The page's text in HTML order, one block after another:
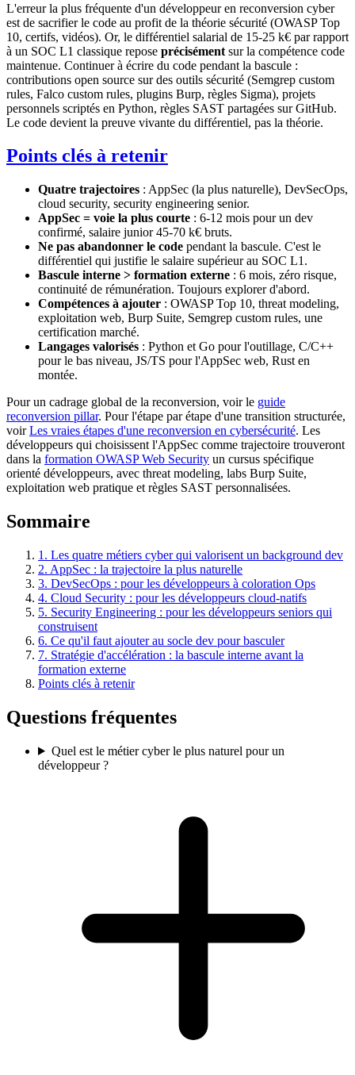
L'erreur la plus fréquente d'un développeur en reconversion cyber
est de sacrifier le code au profit de la théorie sécurité (OWASP Top
10, certifs, vidéos). Or, le différentiel salarial de 15-25 k€ par rapport
à un SOC L1 classique repose précisément sur la compétence code
maintenue. Continuer à écrire du code pendant la bascule :
contributions open source sur des outils sécurité (Semgrep custom
rules, Falco custom rules, plugins Burp, règles Sigma), projets
personnels scriptés en Python, règles SAST partagées sur GitHub.
Le code devient la preuve vivante du différentiel, pas la théorie.
Points clés à retenir
Quatre trajectoires : AppSec (la plus naturelle), DevSecOps,
cloud security, security engineering senior.
AppSec = voie la plus courte : 6-12 mois pour un dev
confirmé, salaire junior 45-70 k€ bruts.
Ne pas abandonner le code pendant la bascule. C'est le
différentiel qui justifie le salaire supérieur au SOC L1.
Bascule interne > formation externe : 6 mois, zéro risque,
continuité de rémunération. Toujours explorer d'abord.
Compétences à ajouter : OWASP Top 10, threat modeling,
exploitation web, Burp Suite, Semgrep custom rules, une
certification marché.
Langages valorisés : Python et Go pour l'outillage, C/C++
pour le bas niveau, JS/TS pour l'AppSec web, Rust en
montée.
Pour un cadrage global de la reconversion, voir le guide
reconversion pillar. Pour l'étape par étape d'une transition structurée,
voirLes vraies étapes d'une reconversion en cybersécurité. Les
développeurs qui choisissent l'AppSec comme trajectoire trouveront
dans la formation OWASP Web Security un cursus spécifique
orienté développeurs, avec threat modeling, labs Burp Suite,
exploitation web pratique et règles SAST personnalisées.
Sommaire
1. Les quatre métiers cyber qui valorisent un background dev
2. AppSec : la trajectoire la plus naturelle
3. DevSecOps : pour les développeurs à coloration Ops
4. Cloud Security : pour les développeurs cloud-natifs
5. Security Engineering : pour les développeurs seniors qui
construisent
6. Ce qu'il faut ajouter au socle dev pour basculer
7. Stratégie d'accélération : la bascule interne avant la
formation externe
Points clés à retenir
Questions fréquentes
Quel est le métier cyber le plus naturel pour un
développeur ?